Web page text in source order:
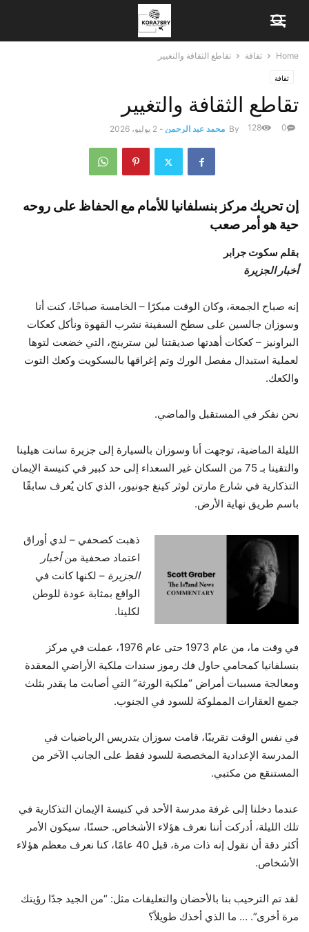
Home ثقافة تقاطع الثقافة والتغيير
ثقافة
تقاطع الثقافة والتغيير
By محمد عبد الرحمن - 2 يوليو، 2026 0
128
إن تحريك مركز بنسلفانيا للأمام مع الحفاظ على روحه
حية هو أمر صعب
بقلم سكوت جرابر
أخبار الجزيرة
إنه صباح الجمعة، وكان الوقت مبكرًا – الخامسة صباحًا، كنت أنا
وسوزان جالسين على سطح السفينة نشرب القهوة ونأكل كعكات
البراونيز – كعكات أهدتها صديقتنا لين سترينج، التي خضعت لتوها
لعملية استبدال مفصل الورك وتم إغراقها بالبسكويت وكعك التوت
والكعك.
نحن نفكر في المستقبل والماضي.
الليلة الماضية، توجهت أنا وسوزان بالسيارة إلى جزيرة سانت هيلينا
والتقينا بـ 75 من السكان غير السعداء إلى حد كبير في كنيسة الإيمان
التذكارية في شارع مارتن لوثر كينغ جونيور، الذي كان يُعرف سابقًا
باسم طريق نهاية الأرض.
ذهبت كصحفي – لدي أوراق
اعتماد صحفية منأخبار
الجزيرة – لكنها كانت في
الواقع بمثابة عودة للوطن
لكلينا.
في وقت ما، من عام 1973 حتى عام 1976، عملت في مركز
بنسلفانيا كمحامي حاول فك رموز سندات ملكية الأراضي المعقدة
ومعالجة مسببات أمراض “ملكية الورثة” التي أصابت ما يقدر بثلث
جميع العقارات المملوكة للسود في الجنوب.
في نفس الوقت تقريبًا، قامت سوزان بتدريس الرياضيات في
المدرسة الإعدادية المخصصة للسود فقط على الجانب الآخر من
المستنقع من مكتبي.
عندما دخلنا إلى غرفة مدرسة الأحد في كنيسة الإيمان التذكارية في
تلك الليلة، أدركت أننا نعرف هؤلاء الأشخاص. حسنًا، سيكون الأمر
أكثر دقة أن نقول إنه ذات مرة، قبل 40 عامًا، كنا نعرف معظم هؤلاء
الأشخاص.
لقد تم الترحيب بنا بالأحضان والتعليقات مثل: “من الجيد جدًا رؤيتك
مرة أخرى”. … ما الذي أخذك طويلاً؟